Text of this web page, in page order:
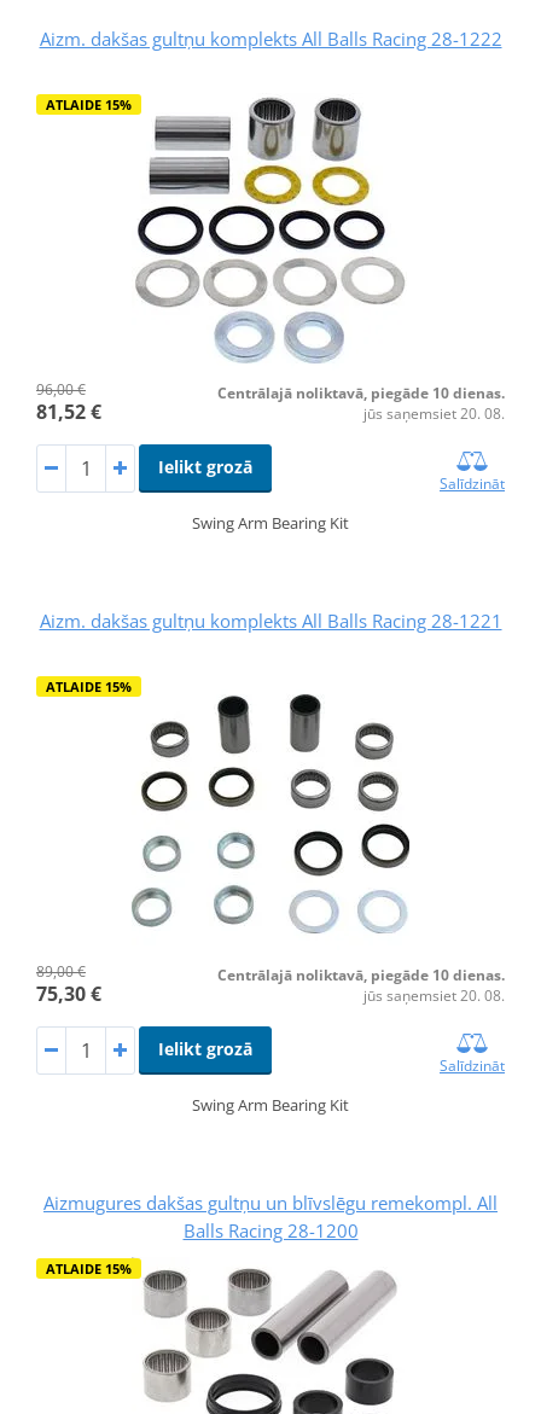
Aizm. dakšas gultņu komplekts All Balls Racing 28-1222
ATLAIDE 15%
96,00 €
81,52 €
Centrālajā noliktavā, piegāde 10 dienas.
jūs saņemsiet 20. 08.
Ielikt grozā
Salīdzināt
Swing Arm Bearing Kit
Aizm. dakšas gultņu komplekts All Balls Racing 28-1221
ATLAIDE 15%
89,00 €
75,30 €
Centrālajā noliktavā, piegāde 10 dienas.
jūs saņemsiet 20. 08.
Ielikt grozā
Salīdzināt
Swing Arm Bearing Kit
Aizmugures dakšas gultņu un blīvslēgu remekompl. All
Balls Racing 28-1200
ATLAIDE 15%